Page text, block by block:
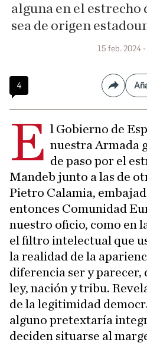
alguna en el estrecho
sea de origen
15 feb. 2024
4
E l Gobierno de
nuestra Armada
de paso por el
Mandeb junto a las de
Pietro Calamia,
entonces Comunidad
nuestro oficio, como en
el filtro intelectual que
la realidad de la
diferencia ser y parecer,
ley, nación y tribu.
de la legitimidad
alguno pretextaría
deciden situarse al